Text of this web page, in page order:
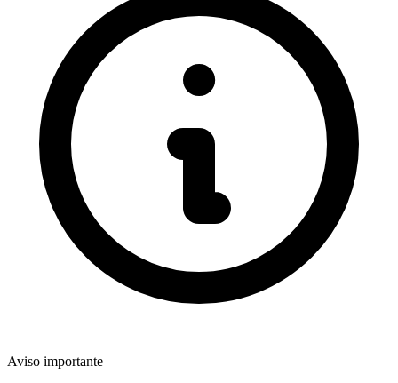
Aviso importante